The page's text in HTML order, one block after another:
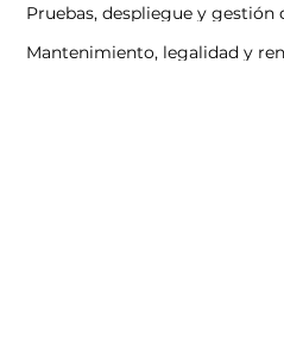
Pruebas, despliegue y gestión
Mantenimiento, legalidad y